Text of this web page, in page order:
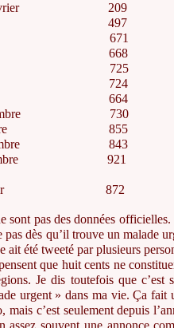
février 209
497
671
668
725
724
664
855
843
872
sont pas des données
pas dès qu’il trouve un malade
ait été tweeté par plusieurs
que huit cents ne
Je dis toutefois que
urgent » dans ma vie. Ça fait
mais c’est seulement depuis
assez souvent une annonce